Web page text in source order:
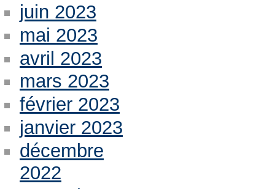
juin 2023
mai 2023
avril 2023
mars 2023
février 2023
janvier 2023
décembre
2022